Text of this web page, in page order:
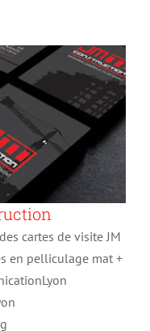
cartes de visite JM
en pelliculage mat +